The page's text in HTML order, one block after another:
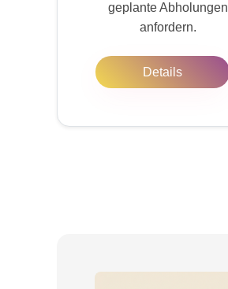
geplante Abholungen
anfordern.
Details